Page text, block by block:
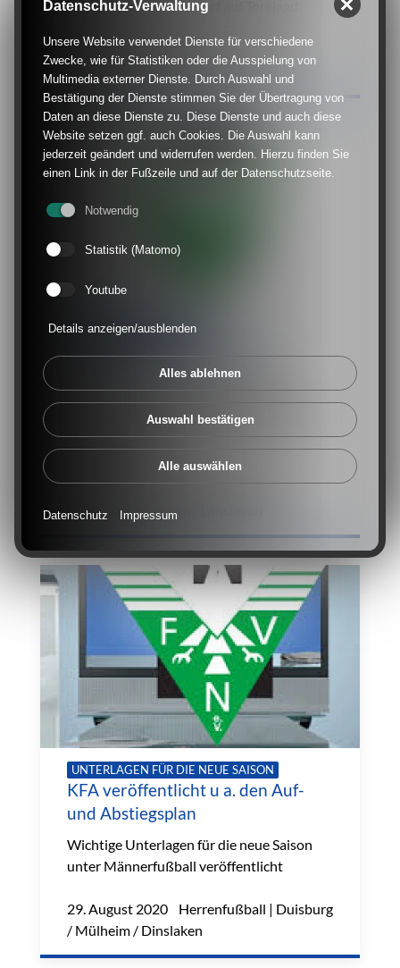
Landesligist VfB Speldorf auf Torejagd.
24. September 2020 Herrenfußball |
Duisburg / Mülheim / Dinslaken
KREISLIGA A, GRUPPE 2
Der 1. FC Dersimspor hat die erste
Mannschaft aus der Kreisliga A, Gruppe 2,
zurückgezogen und gilt damit als erster
Absteiger.
4. September 2020 Herrenfußball |
Duisburg / Mülheim / Dinslaken
UNTERLAGEN FÜR DIE NEUE SAISON
KFA veröffentlicht u a. den Auf-
und Abstiegsplan
Wichtige Unterlagen für die neue Saison
unter Männerfußball veröffentlicht
29. August 2020 Herrenfußball | Duisburg
/ Mülheim / Dinslaken
Datenschutz-Verwaltung
Unsere Website verwendet Dienste für verschiedene
Zwecke, wie für Statistiken oder die Ausspielung von
Multimedia externer Dienste. Durch Auswahl und
Bestätigung der Dienste stimmen Sie der Übertragung von
Daten an diese Dienste zu. Diese Dienste und auch diese
Website setzen ggf. auch Cookies. Die Auswahl kann
jederzeit geändert und widerrufen werden. Hierzu finden Sie
einen Link in der Fußzeile und auf der Datenschutzseite.
Notwendig
Statistik (Matomo)
Youtube
Details anzeigen/ausblenden
Alles ablehnen
Auswahl bestätigen
Alle auswählen
Datenschutz Impressum